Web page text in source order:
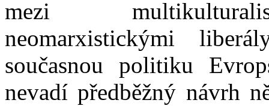
mezi
neomarxistickými
současnou politiku
nevadí předběžný návrh